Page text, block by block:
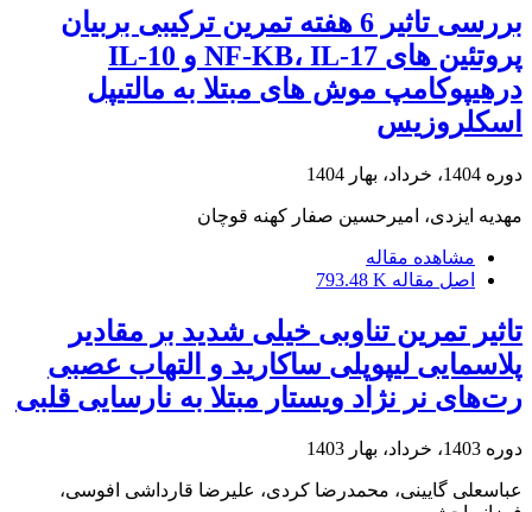
بررسی تاثیر 6 هفته تمرین ترکیبی بربیان
پروتئین های NF-KB، IL-17 و IL-10
درهیپوکامپ موش های مبتلا به مالتیپل
اسکلروزیس
دوره 1404، خرداد، بهار 1404
مهدیه ایزدی، امیرحسین صفار کهنه قوچان
مشاهده مقاله
اصل مقاله 793.48 K
تاثیر تمرین تناوبی خیلی شدید بر مقادیر
پلاسمایی لیپوپلی ساکارید و التهاب عصبی
رت‌های نر نژاد ویستار مبتلا به نارسایی قلبی
دوره 1403، خرداد، بهار 1403
عباسعلی گایینی، محمدرضا کردی، علیرضا قارداشی افوسی،